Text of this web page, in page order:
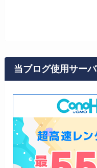
当ブログ使用サーバ